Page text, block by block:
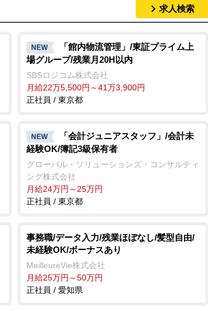
t
e
求人検索
NEW
「館内物流管理」/東証プライム上
場グループ/残業月20H以内
SBSロジコム株式会社
月給22万5,500円～41万3,900円
正社員 / 東京都
NEW
「会計ジュニアスタッフ」/会計未
経験OK/簿記3級保有者
グローバル・ソリューションズ・コンサルティ
ング株式会社
月給24万円～25万円
正社員 / 東京都
事務職/データ入力/残業ほぼなし/髪型自由/
未経験OK/ボーナスあり
MeilleureVie株式会社
月給25万円～50万円
正社員 / 愛知県